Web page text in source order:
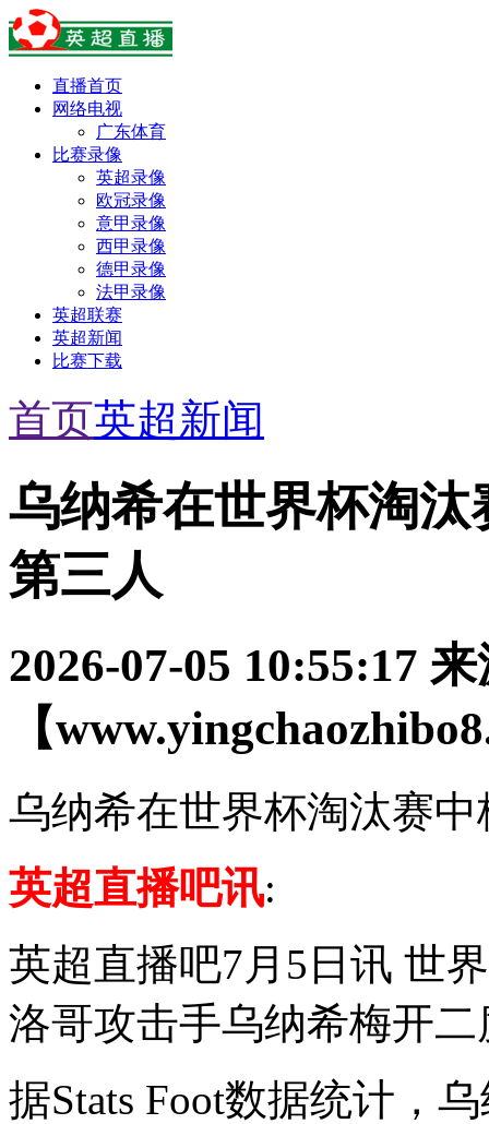
直播首页
网络电视
广东体育
比赛录像
英超录像
欧冠录像
意甲录像
西甲录像
德甲录像
法甲录像
英超联赛
英超新闻
比赛下载
首页英超新闻
乌纳希在世界杯淘
第三人
2026-07-05 10:55:17 来
【
乌纳希在世界杯淘汰赛
英超直播吧讯:
英超直播吧7月5日讯 世
洛哥攻击手乌纳希梅开二
据Stats Foot数据统计，